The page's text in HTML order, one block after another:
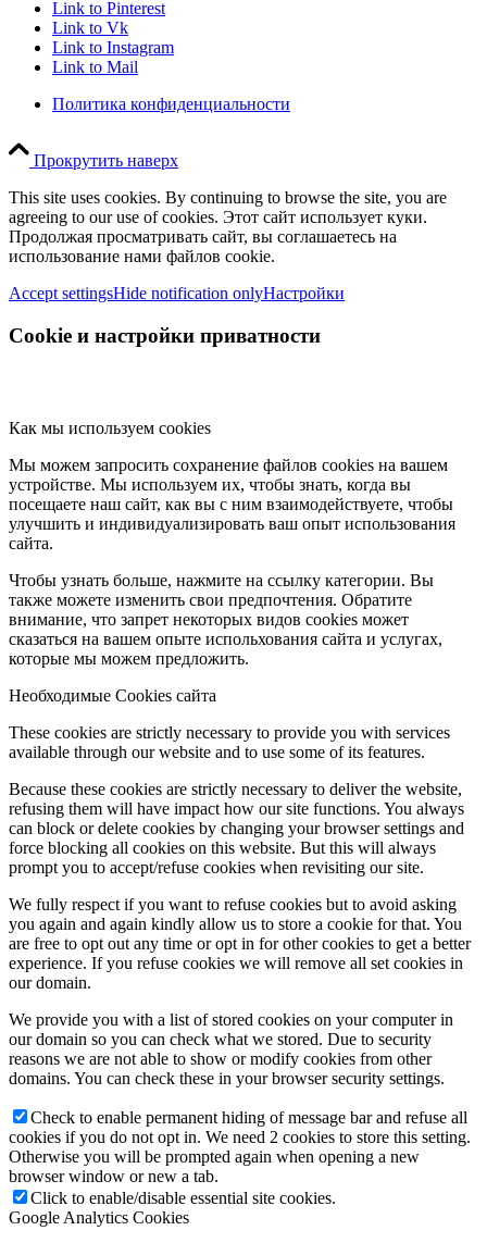
Link to Pinterest
Link to Vk
Link to Instagram
Link to Mail
Политика конфиденциальности
Прокрутить наверх
This site uses cookies. By continuing to browse the site, you are
agreeing to our use of cookies. Этот сайт использует куки.
Продолжая просматривать сайт, вы соглашаетесь на
использование нами файлов cookie.
Accept settingsHide notification onlyНастройки
Cookie и настройки приватности
Как мы используем cookies
Мы можем запросить сохранение файлов cookies на вашем
устройстве. Мы используем их, чтобы знать, когда вы
посещаете наш сайт, как вы с ним взаимодействуете, чтобы
улучшить и индивидуализировать ваш опыт использования
сайта.
Чтобы узнать больше, нажмите на ссылку категории. Вы
также можете изменить свои предпочтения. Обратите
внимание, что запрет некоторых видов cookies может
сказаться на вашем опыте испольхования сайта и услугах,
которые мы можем предложить.
Необходимые Cookies сайта
These cookies are strictly necessary to provide you with services
available through our website and to use some of its features.
Because these cookies are strictly necessary to deliver the website,
refusing them will have impact how our site functions. You always
can block or delete cookies by changing your browser settings and
force blocking all cookies on this website. But this will always
prompt you to accept/refuse cookies when revisiting our site.
We fully respect if you want to refuse cookies but to avoid asking
you again and again kindly allow us to store a cookie for that. You
are free to opt out any time or opt in for other cookies to get a better
experience. If you refuse cookies we will remove all set cookies in
our domain.
We provide you with a list of stored cookies on your computer in
our domain so you can check what we stored. Due to security
reasons we are not able to show or modify cookies from other
domains. You can check these in your browser security settings.
Check to enable permanent hiding of message bar and refuse all
cookies if you do not opt in. We need 2 cookies to store this setting.
Otherwise you will be prompted again when opening a new
browser window or new a tab.
Click to enable/disable essential site cookies.
Google Analytics Cookies